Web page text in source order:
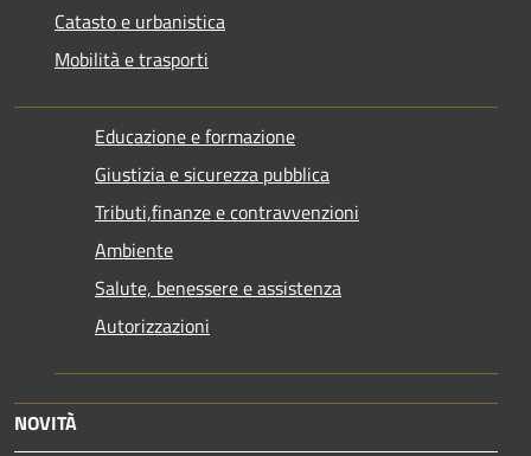
Catasto e urbanistica
Mobilità e trasporti
Educazione e formazione
Giustizia e sicurezza pubblica
Tributi,finanze e contravvenzioni
Ambiente
Salute, benessere e assistenza
Autorizzazioni
NOVITÀ